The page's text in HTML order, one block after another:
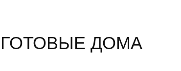
ГОТОВЫЕ ДОМА